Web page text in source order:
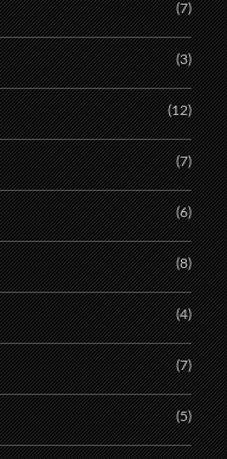
(7)
(3)
(12)
(7)
(6)
(8)
(4)
(7)
(5)